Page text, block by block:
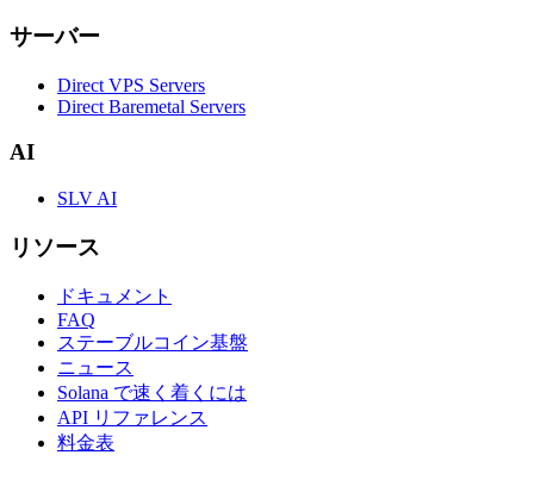
サーバー
Direct VPS Servers
Direct Baremetal Servers
AI
SLV AI
リソース
ドキュメント
FAQ
ステーブルコイン基盤
ニュース
Solana で速く着くには
API リファレンス
料金表